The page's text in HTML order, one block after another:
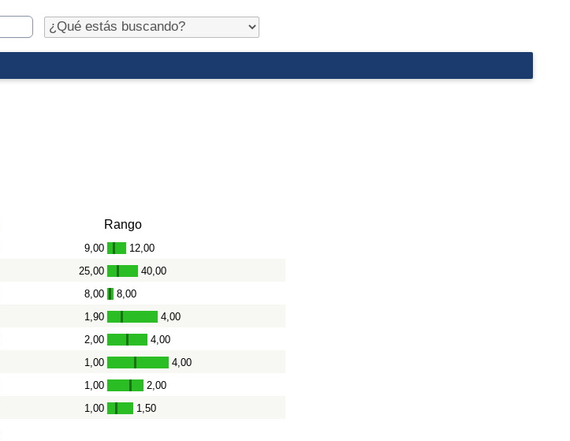
Rango
9,00 - 12,00
25,00 - 40,00
8,00 - 8,00
1,90 - 4,00
2,00 - 4,00
1,00 - 4,00
1,00 - 2,00
1,00 - 1,50